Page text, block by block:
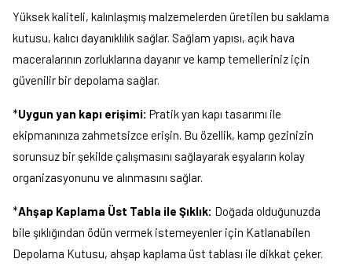
Yüksek kaliteli, kalınlaşmış malzemelerden üretilen bu saklama
kutusu, kalıcı dayanıklılık sağlar. Sağlam yapısı, açık hava
maceralarının zorluklarına dayanır ve kamp temelleriniz için
güvenilir bir depolama sağlar.
*Uygun yan kapı erişimi: Pratik yan kapı tasarımı ile
ekipmanınıza zahmetsizce erişin. Bu özellik, kamp gezinizin
sorunsuz bir şekilde çalışmasını sağlayarak eşyaların kolay
organizasyonunu ve alınmasını sağlar.
*Ahşap Kaplama Üst Tabla ile Şıklık: Doğada olduğunuzda
bile şıklığından ödün vermek istemeyenler için Katlanabilen
Depolama Kutusu, ahşap kaplama üst tablası ile dikkat çeker.